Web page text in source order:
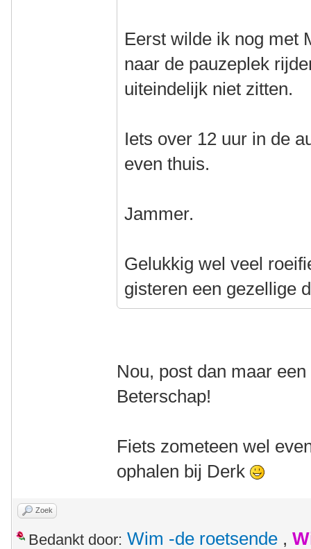
Eerst wilde ik nog met
naar de pauzeplek
uiteindelijk niet zitten.
Iets over 12 uur in de
even thuis.
Jammer.
Gelukkig wel veel
gisteren een gezellige
Nou, post dan maar
Beterschap!
Fiets zometeen wel
ophalen bij Derk
Zoek
Bedankt door: Wim -de roetsende ,